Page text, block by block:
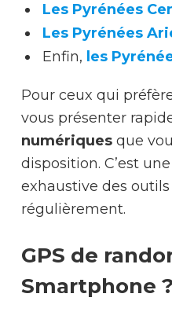
Les Pyrénées
Les Pyrénées
Enfin, les
Pour ceux qui
vous présenter
numériques que
disposition. C’est
exhaustive des outils
régulièrement.
GPS de
Smartphone ?